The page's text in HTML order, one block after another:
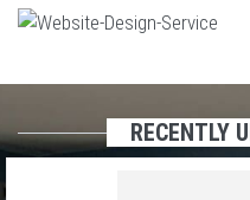
RECENTLY